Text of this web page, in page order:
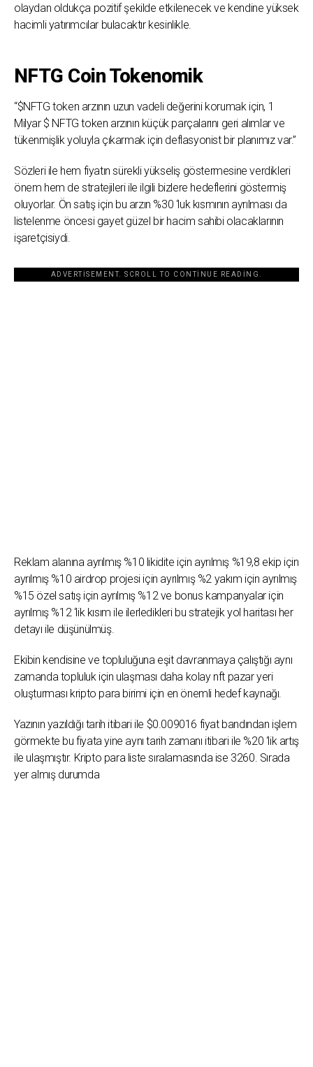
olaydan oldukça pozitif şekilde etkilenecek ve kendine yüksek
hacimli yatırımcılar bulacaktır kesinlikle.
NFTG Coin Tokenomik
“$NFTG token arzının uzun vadeli değerini korumak için, 1
Milyar $ NFTG token arzının küçük parçalarını geri alımlar ve
tükenmişlik yoluyla çıkarmak için deflasyonist bir planımız var.”
Sözleri ile hem fiyatın sürekli yükseliş göstermesine verdikleri
önem hem de stratejileri ile ilgili bizlere hedeflerini göstermiş
oluyorlar. Ön satış için bu arzın %30 ‘luk kısmının ayrılması da
listelenme öncesi gayet güzel bir hacim sahibi olacaklarının
işaretçisiydi.
ADVERTISEMENT. SCROLL TO CONTINUE READING.
Reklam alanına ayrılmış %10 likidite için ayrılmış %19,8 ekip için
ayrılmış %10 airdrop projesi için ayrılmış %2 yakım için ayrılmış
%15 özel satış için ayrılmış %12 ve bonus kampanyalar için
ayrılmış %12 ‘lik kısım ile ilerledikleri bu stratejik yol haritası her
detayı ile düşünülmüş.
Ekibin kendisine ve topluluğuna eşit davranmaya çalıştığı aynı
zamanda topluluk için ulaşması daha kolay nft pazar yeri
oluşturması kripto para birimi için en önemli hedef kaynağı.
Yazının yazıldığı tarih itibari ile $0.009016 fiyat bandından işlem
görmekte bu fiyata yine aynı tarih zamanı itibari ile %20 ‘lik artış
ile ulaşmıştır. Kripto para liste sıralamasında ise 3260. Sırada
yer almış durumda